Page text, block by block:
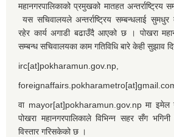
महानगरपालिकाको प्रमुखको मातहत अन्तर्राष्ट्रिय
यस सचिवालयले अन्तर्राष्ट्रिय सम्बन्धलाई सुमधुर
रहेर कार्य अगाडी बढाउँदै आएको छ । पोखरा
सम्बन्ध सचिवालयका काम गतिविधि बारे केही सुझाव
irc[at]pokharamun.gov.np,
वा mayor[at]pokharamun.gov.np मा इमेल
पोखरा महानगरपालिकाले विभिन्न सहर सँग
विस्तार गरिसकेको छ ।